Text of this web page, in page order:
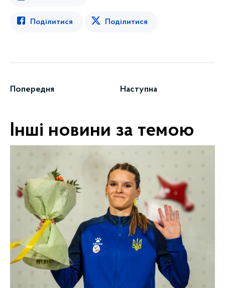
Поділитися Поділитися
Попередня Наступна
Інші новини за темою